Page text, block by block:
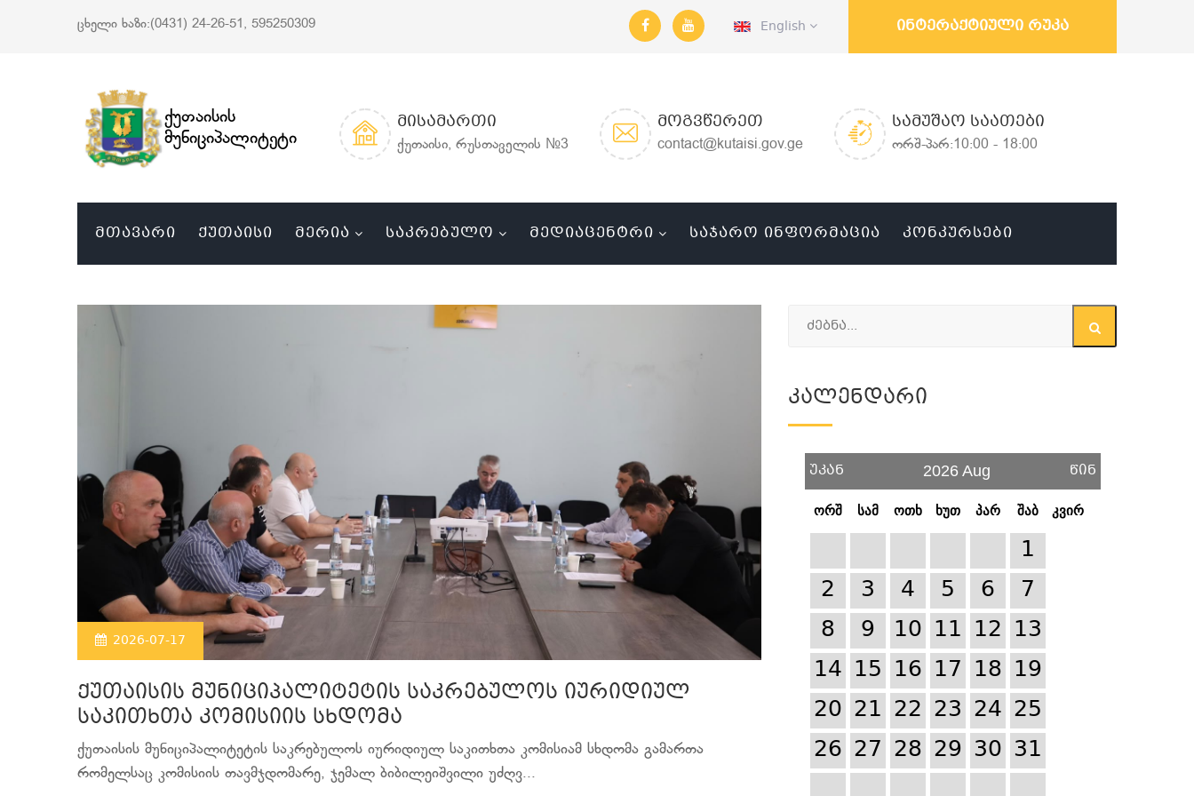
ცხელი ხაზი:(0431) 24-26-51, 595250309 English ინტერაქტიული რუკა
ქუთაისის
მუნიციპალიტეტი
ᲛᲘᲡᲐᲛᲐᲠᲗᲘ
ქუთაისი, რუსთაველის №3
ᲛᲝᲒᲕᲬᲔᲠᲔᲗ
contact@kutaisi.gov.ge
ᲡᲐᲛᲣᲨᲐᲝ ᲡᲐᲐᲗᲔᲑᲘ
ორშ-პარ:10:00 - 18:00
ᲛᲗᲐᲕᲐᲠᲘ ᲥᲣᲗᲐᲘᲡᲘ ᲛᲔᲠᲘᲐ ᲡᲐᲙᲠᲔᲑᲣᲚᲝ ᲛᲔᲓᲘᲐᲪᲔᲜᲢᲠᲘ ᲡᲐᲯᲐᲠᲝ ᲘᲜᲤᲝᲠᲛᲐᲪᲘᲐ ᲙᲝᲜᲙᲣᲠᲡᲔᲑᲘ
2026-07-17
ქუთაისის მუნიციპალიტეტის საკრებულოს იურიდიულ
საკითხთა კომისიის სხდომა
ქუთაისის მუნიციპალიტეტის საკრებულოს იურიდიულ საკითხთა კომისიამ სხდომა გამართა
რომელსაც კომისიის თავმჯდომარე, ჯემალ ბიბილეიშვილი უძღვ...
Კალენდარი
უკან 2026 Aug წინ
ორშ სამ ოთხ ხუთ პარ შაბ კვირ
1
2
3 4 5 6
7
8
9 10 11 12 13
14 15 16 17 18 19
20 21 22 23 24 25
26 27 28 29 30 31